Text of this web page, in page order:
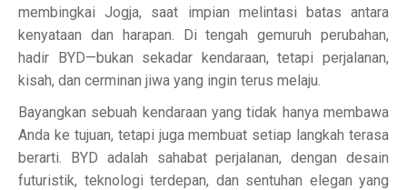
membingkai Jogja, saat impian melintasi batas antara
kenyataan dan harapan. Di tengah gemuruh perubahan,
hadir BYD—bukan sekadar kendaraan, tetapi perjalanan,
kisah, dan cerminan jiwa yang ingin terus melaju.
Bayangkan sebuah kendaraan yang tidak hanya membawa
Anda ke tujuan, tetapi juga membuat setiap langkah terasa
berarti. BYD adalah sahabat perjalanan, dengan desain
futuristik, teknologi terdepan, dan sentuhan elegan yang